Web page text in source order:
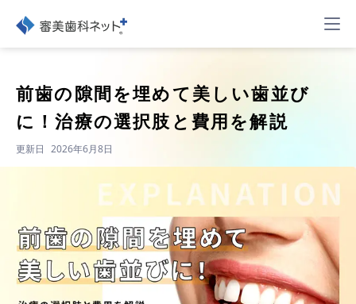
前歯の隙間を埋めて美しい歯並び
に！治療の選択肢と費用を解説
更新日 2026年6月8日